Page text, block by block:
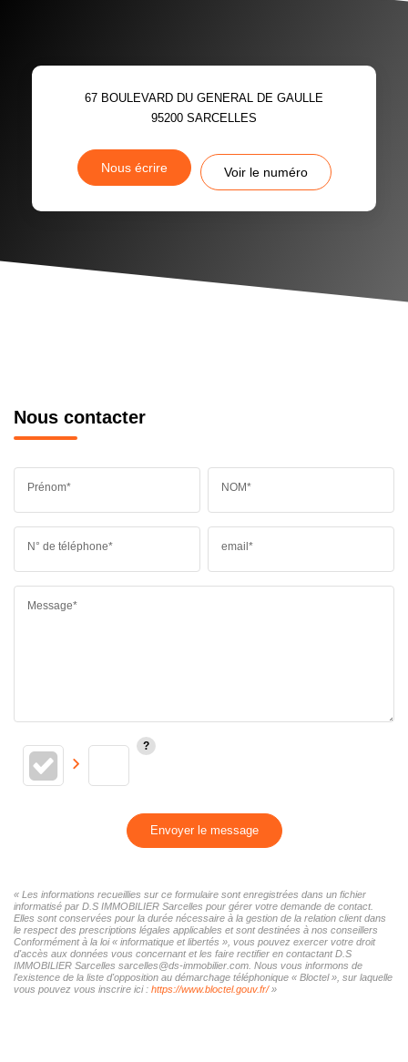
67 BOULEVARD DU GENERAL DE GAULLE
95200 SARCELLES
Nous écrire Voir le numéro
Nous contacter
Prénom* NOM*
N° de téléphone* email*
Message*
Envoyer le message
« Les informations recueillies sur ce formulaire sont enregistrées dans un fichier
informatisé par D.S IMMOBILIER Sarcelles pour gérer votre demande de contact.
Elles sont conservées pour la durée nécessaire à la gestion de la relation client dans
le respect des prescriptions légales applicables et sont destinées à nos conseillers
Conformément à la loi « informatique et libertés », vous pouvez exercer votre droit
d'accès aux données vous concernant et les faire rectifier en contactant D.S
IMMOBILIER Sarcelles sarcelles@ds-immobilier.com. Nous vous informons de
l'existence de la liste d'opposition au démarchage téléphonique « Bloctel », sur laquelle
vous pouvez vous inscrire ici : https://www.bloctel.gouv.fr/»